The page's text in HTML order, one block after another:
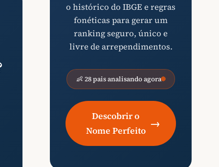
o histórico do IBGE e regras
fonéticas para gerar um
ranking seguro, único e
livre de arrependimentos.
👶 28 pais analisando agora
Descobrir o
Nome Perfeito
→